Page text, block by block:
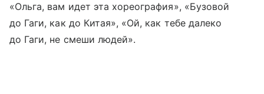
«Ольга, вам идет эта хореография», «Бузовой
до Гаги, как до Китая», «Ой, как тебе далеко
до Гаги, не смеши людей».